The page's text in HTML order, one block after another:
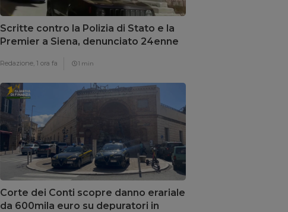
Scritte contro la Polizia di Stato e la
Premier a Siena, denunciato 24enne
Redazione, 1 ora fa 1 min
Corte dei Conti scopre danno erariale
da 600mila euro su depuratori in